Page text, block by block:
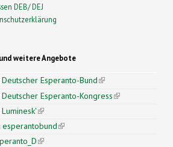
DEB/ DEJ
weitere Angebote
Deutscher Esperanto-Bund(link is
external)
Deutscher Esperanto-Kongress(link is
Luminesk'(link is external)
esperantobund(link is external)
(link is external)